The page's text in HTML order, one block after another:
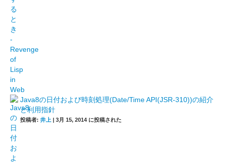
Java8の日付および時刻処理(Date/Time API(JSR-310))の紹介
と利用指針
投稿者: 井上 | 3月 15, 2014 に投稿された